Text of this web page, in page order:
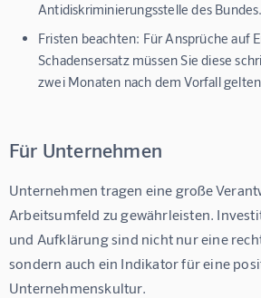
Antidiskriminierungsstelle des Bundes.
Fristen beachten: Für Ansprüche auf
Schadensersatz müssen Sie diese
zwei Monaten nach dem Vorfall
Für Unternehmen
Unternehmen tragen eine große
Arbeitsumfeld zu gewährleisten.
und Aufklärung sind nicht nur eine
sondern auch ein Indikator für eine
Unternehmenskultur.